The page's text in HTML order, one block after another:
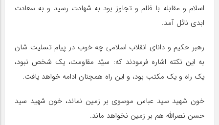
اسلام و مقابله با ظلم و تجاوز بود به شهادت رسید و به سعادت
ابدی نائل آمد.
رهبر حکیم و دانای انقلاب اسلامی چه خوب در پیام تسلیت شان
به این نکته اشاره فرمودند که: سیّد مقاومت، یک شخص نبود،
یک راه و یک مکتب بود، و این راه همچنان ادامه خواهد یافت.
خون شهید سید عباس موسوی بر زمین نماند، خون شهید سید
حسن نصرالله هم بر زمین نخواهد ماند.